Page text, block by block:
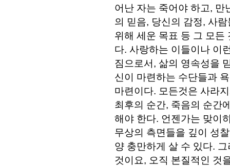
어난 자는 죽어야 하고, 만
의 믿음, 당신의 감정, 사
위해 세운 목표 등 그 모든
다. 사랑하는 이들이나 이
짐으로서, 삶의 영속성을
신이 마련하는 수단들과
마련이다. 모든것은 사라
최후의 순간, 죽음의 순간
해야 한다. 언젠가는 맞이
무상의 측면들을 깊이 성
양 충만하게 살 수 있다.
것이요, 오직 본질적인 것